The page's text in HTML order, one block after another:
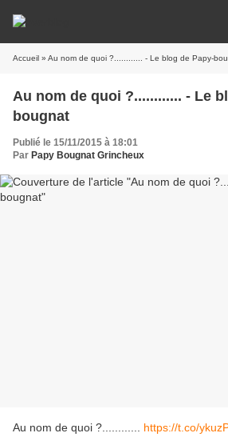
Accueil » Au nom de quoi ?............ - Le blog de Papy-
Au nom de quoi ?............ - Le
bougnat
Publié le 15/11/2015 à 18:01
Par Papy Bougnat Grincheux
Au nom de quoi ?............ https://t.co/